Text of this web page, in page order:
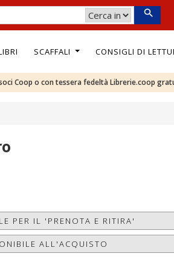
SCAFFALI CONSIGLI DI
Coop o con tessera fedeltà Librerie.coop
PER IL 'PRENOTA E RITIRA'
ALL'ACQUISTO